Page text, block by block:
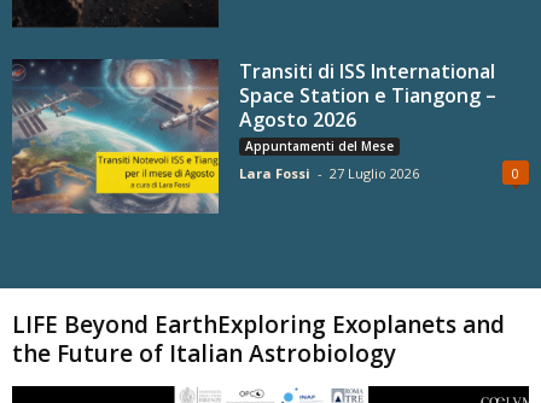
Transiti di ISS International
Space Station e Tiangong –
Agosto 2026
Appuntamenti del Mese
Lara Fossi - 27 Luglio 2026 0
LIFE Beyond EarthExploring Exoplanets and
the Future of Italian Astrobiology